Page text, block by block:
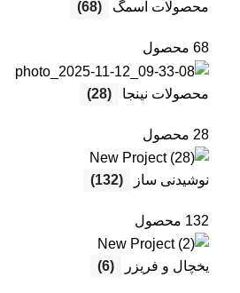
محصولات اسمگ (68)
68 محصول
محصولات نینجا (28)
28 محصول
نوشیدنی ساز (132)
132 محصول
یخچال و فریزر (6)